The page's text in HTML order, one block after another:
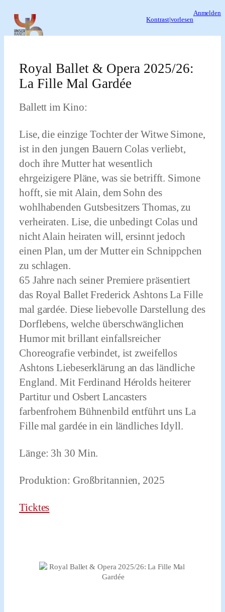
Inhalt
springen
Kontrast| vorlesen
Anmelden
Royal Ballet & Opera 2025/26:
La Fille Mal Gardée
Ballett im Kino:
Lise, die einzige Tochter der Witwe Simone,
ist in den jungen Bauern Colas verliebt,
doch ihre Mutter hat wesentlich
ehrgeizigere Pläne, was sie betrifft. Simone
hofft, sie mit Alain, dem Sohn des
wohlhabenden Gutsbesitzers Thomas, zu
verheiraten. Lise, die unbedingt Colas und
nicht Alain heiraten will, ersinnt jedoch
einen Plan, um der Mutter ein Schnippchen
zu schlagen.
65 Jahre nach seiner Premiere präsentiert
das Royal Ballet Frederick Ashtons La Fille
mal gardée. Diese liebevolle Darstellung des
Dorflebens, welche überschwänglichen
Humor mit brillant einfallsreicher
Choreografie verbindet, ist zweifellos
Ashtons Liebeserklärung an das ländliche
England. Mit Ferdinand Hérolds heiterer
Partitur und Osbert Lancasters
farbenfrohem Bühnenbild entführt uns La
Fille mal gardée in ein ländliches Idyll.
Länge: 3h 30 Min.
Produktion: Großbritannien, 2025
Ticktes